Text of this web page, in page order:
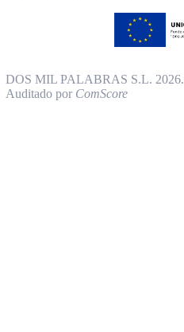
DOS MIL PALABRAS S.L. 2026.
Auditado por ComScore